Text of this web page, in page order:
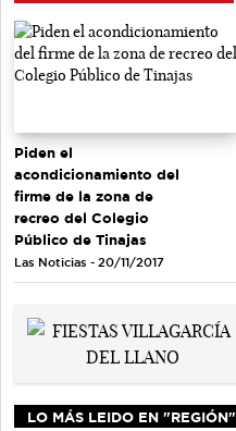
Piden el
acondicionamiento del
firme de la zona de
recreo del Colegio
Público de Tinajas
Las Noticias - 20/11/2017
LO MÁS LEIDO EN "REGIÓN"